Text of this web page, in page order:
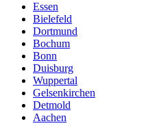
Essen
Bielefeld
Dortmund
Bochum
Bonn
Duisburg
Wuppertal
Gelsenkirchen
Detmold
Aachen